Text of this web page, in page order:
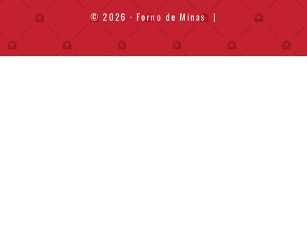
© 2026 · Forno de Minas |